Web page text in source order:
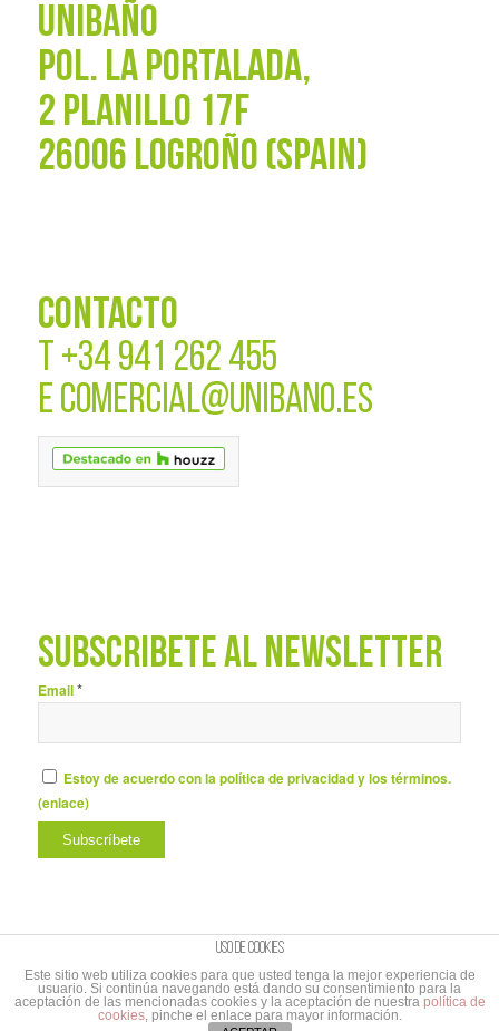
UNIBAÑO
POL. La Portalada,
2 PLANILLO 17F
26006 LOGROÑO (SPAIN)
CONTACTO
T +34 941 262 455
E COMERCIAL@UNIBANO.ES
SUBSCRÍBETE AL NEWSLETTER
Email*
Estoy de acuerdo con la política de privacidad y los términos.
(enlace)
© Copyright - UNIBAÑO |Aviso Legal y Política de privacidad|Aviso Legal
suscripción al Newletter|Cabo de MarcasBranding&Comunicación
Uso de cookies
Este sitio web utiliza cookies para que usted tenga la mejor experiencia de
usuario. Si continúa navegando está dando su consentimiento para la
aceptación de las mencionadas cookies y la aceptación de nuestra política de
cookies, pinche el enlace para mayor información.